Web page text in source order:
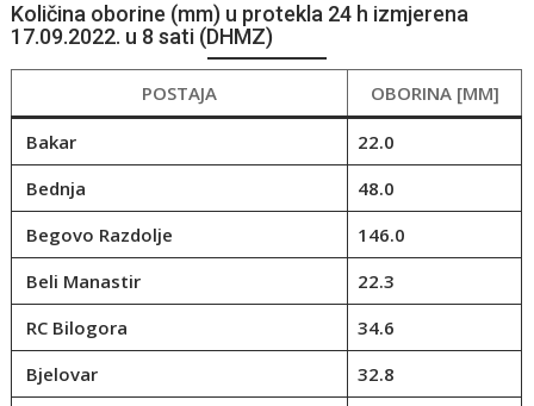
Količina oborine (mm) u protekla 24 h izmjerena
17.09.2022. u 8 sati (DHMZ)
POSTAJA OBORINA [MM]
Bakar
22.0
Bednja
48.0
Begovo Razdolje
146.0
Beli Manastir
22.3
RC Bilogora
34.6
Bjelovar
32.8